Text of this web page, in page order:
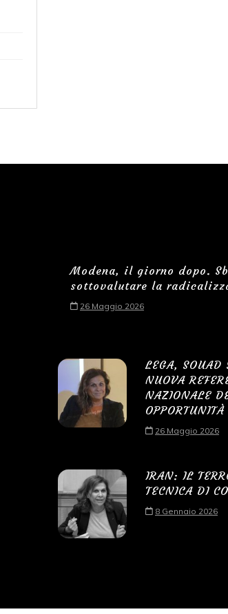
Modena, il giorno dopo.
sottovalutare la
26 Maggio 2026
LEGA, SOUAD
NUOVA
NAZIONALE
OPPORTUNITÀ
26 Maggio 2026
IRAN: IL
TECNICA DI
8 Gennaio 2026